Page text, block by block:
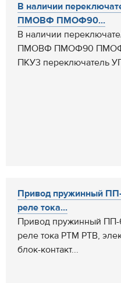
В наличии
ПМОВФ ПМОФ90...
В наличии
ПМОВФ ПМОФ90
ПКУ3 переключатель
Привод пружинный
реле тока...
Привод пружинный ПП-
реле тока РТМ РТВ,
блок-контакт...